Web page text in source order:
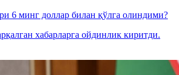
6 минг доллар билан қўлга олиндими?
хабарларга ойдинлик киритди.